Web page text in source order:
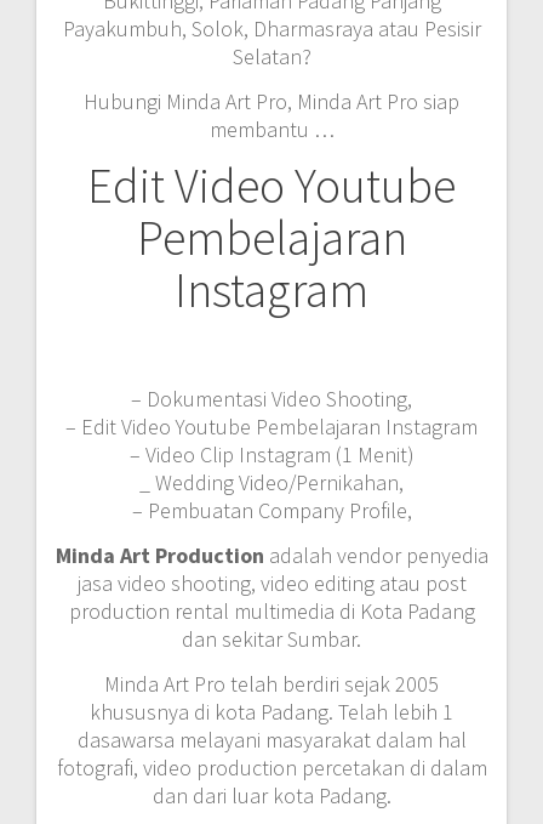
Payakumbuh, Solok, Dharmasraya atau Pesisir
Selatan?
Hubungi Minda Art Pro, Minda Art Pro siap
membantu …
Edit Video Youtube
Pembelajaran
Instagram
– Dokumentasi Video Shooting,
– Edit Video Youtube Pembelajaran Instagram
– Video Clip Instagram (1 Menit)
_ Wedding Video/Pernikahan,
– Pembuatan Company Profile,
Minda Art Production adalah vendor penyedia
jasa video shooting, video editing atau post
production rental multimedia di Kota Padang
dan sekitar Sumbar.
Minda Art Pro telah berdiri sejak 2005
khususnya di kota Padang. Telah lebih 1
dasawarsa melayani masyarakat dalam hal
fotografi, video production percetakan di dalam
dan dari luar kota Padang.